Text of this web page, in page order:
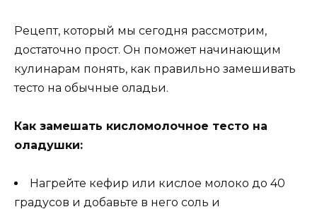
Рецепт, который мы сегодня рассмотрим,
достаточно прост. Он поможет начинающим
кулинарам понять, как правильно замешивать
тесто на обычные оладьи.
Как замешать кисломолочное тесто на
оладушки:
Нагрейте кефир или кислое молоко до 40
градусов и добавьте в него соль и